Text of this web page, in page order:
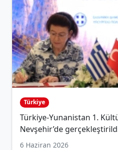
Türkiye
Türkiye-Yunanistan 1.
Nevşehir’de
6 Haziran 2026